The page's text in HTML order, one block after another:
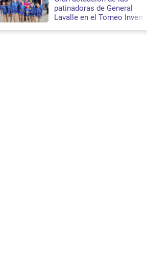
patinadoras de General
Lavalle en el Torneo Invernal